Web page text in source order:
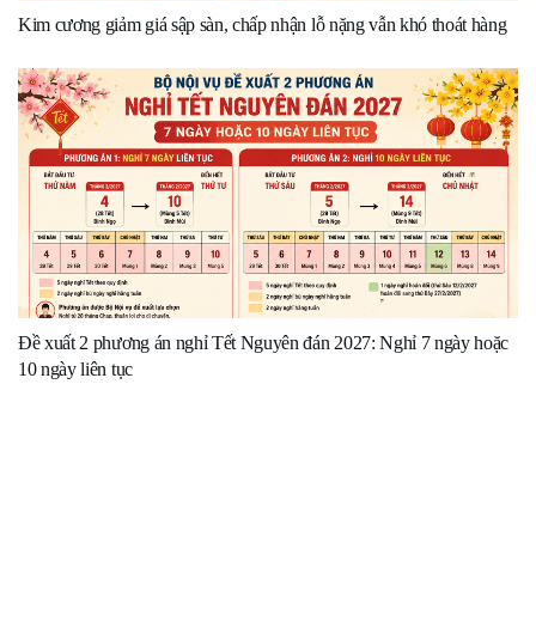
Kim cương giảm giá sập sàn, chấp nhận lỗ nặng vẫn khó thoát hàng
Đề xuất 2 phương án nghỉ Tết Nguyên đán 2027: Nghỉ 7 ngày hoặc
10 ngày liên tục